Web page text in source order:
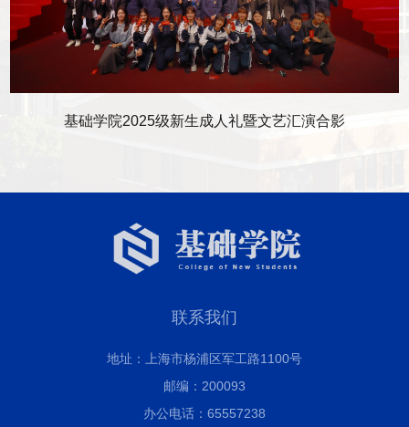
基础学院2025级新生成人礼暨文艺汇演合影
联系我们
地址：上海市杨浦区军工路1100号
邮编：200093
办公电话：65557238